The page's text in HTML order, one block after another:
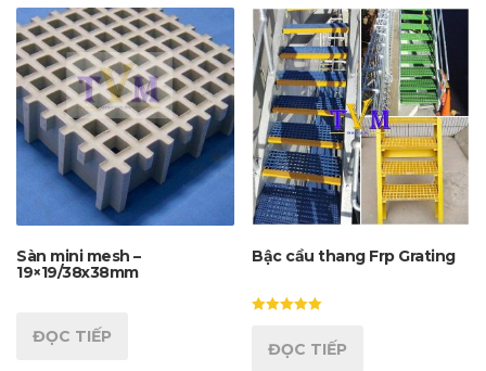
Sàn mini mesh –
19×19/38x38mm
ĐỌC TIẾP
Bậc cầu thang Frp Grating
5.00
5 sao
ĐỌC TIẾP